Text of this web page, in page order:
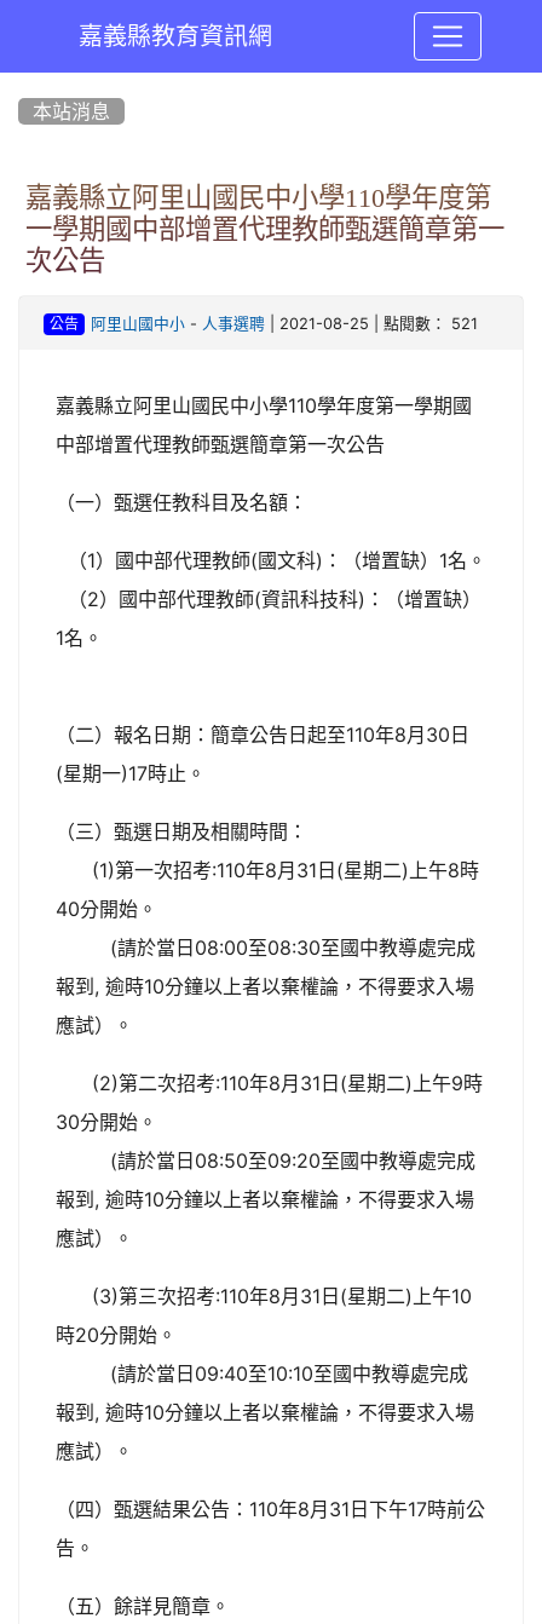
嘉義縣教育資訊網
本站消息
嘉義縣立阿里山國民中小學110學年度第
一學期國中部增置代理教師甄選簡章第一
次公告
公告 阿里山國中小- 人事選聘| 2021-08-25 | 點閱數： 521
嘉義縣立阿里山國民中小學110學年度第一學期國
中部增置代理教師甄選簡章第一次公告
（一）甄選任教科目及名額：
（1）國中部代理教師(國文科)：（增置缺）1名。
（2）國中部代理教師(資訊科技科)：（增置缺）
1名。
（二）報名日期：簡章公告日起至110年8月30日
(星期一)17時止。
（三）甄選日期及相關時間：
(1)第一次招考:110年8月31日(星期二)上午8時
40分開始。
(請於當日08:00至08:30至國中教導處完成
報到, 逾時10分鐘以上者以棄權論，不得要求入場
應試）。
(2)第二次招考:110年8月31日(星期二)上午9時
30分開始。
(請於當日08:50至09:20至國中教導處完成
報到, 逾時10分鐘以上者以棄權論，不得要求入場
應試）。
(3)第三次招考:110年8月31日(星期二)上午10
時20分開始。
(請於當日09:40至10:10至國中教導處完成
報到, 逾時10分鐘以上者以棄權論，不得要求入場
應試）。
（四）甄選結果公告：110年8月31日下午17時前公
告。
（五）餘詳見簡章。